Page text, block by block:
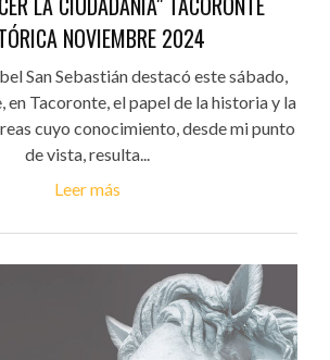
NOVIEMBRE 2024
San Sebastián destacó este sábado,
en Tacoronte, el papel de la historia y la
cuyo conocimiento, desde mi punto
de vista, resulta...
Leer más